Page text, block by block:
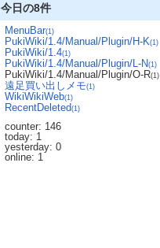
今日の8件
MenuBar(1)
PukiWiki/1.4/Manual/Plugin/H-K(1)
PukiWiki/1.4(1)
PukiWiki/1.4/Manual/Plugin/L-N(1)
PukiWiki/1.4/Manual/Plugin/O-R(1)
遠足買い出しメモ(1)
WikiWikiWeb(1)
RecentDeleted(1)
counter: 146
today: 1
yesterday: 0
online: 1